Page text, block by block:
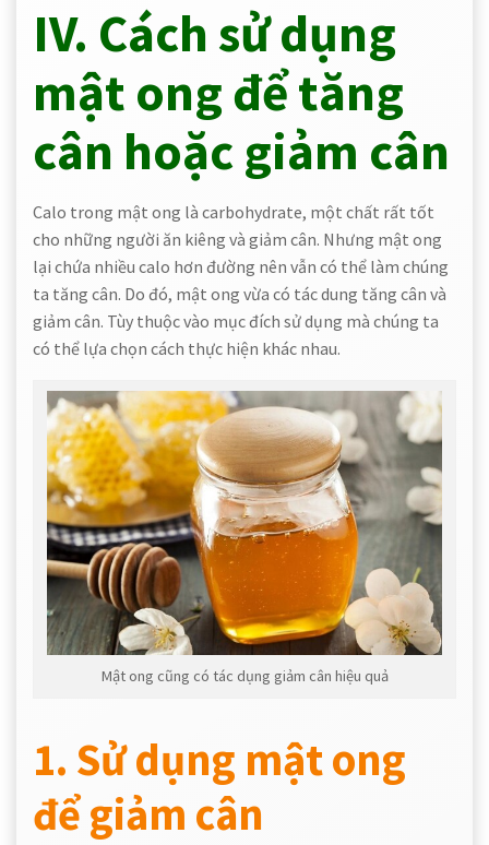
IV. Cách sử dụng
mật ong để tăng
cân hoặc giảm cân
Calo trong mật ong là carbohydrate, một chất rất tốt
cho những người ăn kiêng và giảm cân. Nhưng mật ong
lại chứa nhiều calo hơn đường nên vẫn có thể làm chúng
ta tăng cân. Do đó, mật ong vừa có tác dung tăng cân và
giảm cân. Tùy thuộc vào mục đích sử dụng mà chúng ta
có thể lựa chọn cách thực hiện khác nhau.
Mật ong cũng có tác dụng giảm cân hiệu quả
1. Sử dụng mật ong
để giảm cân